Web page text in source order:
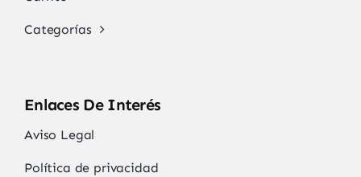
Categorías
Enlaces De Interés
Aviso Legal
Política de privacidad